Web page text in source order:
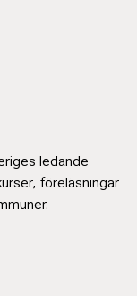
ledande
föreläsningar